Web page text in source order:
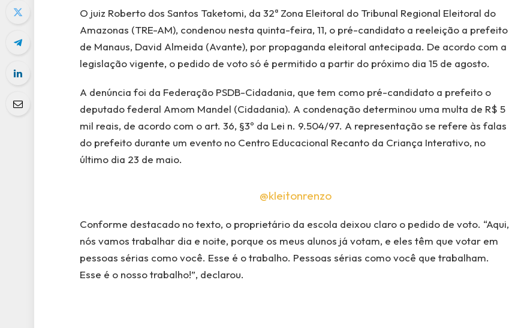
O juiz Roberto dos Santos Taketomi, da 32ª Zona Eleitoral do Tribunal Regional Eleitoral do
Amazonas (TRE-AM), condenou nesta quinta-feira, 11, o pré-candidato a reeleição a prefeito
de Manaus, David Almeida (Avante), por propaganda eleitoral antecipada. De acordo com a
legislação vigente, o pedido de voto só é permitido a partir do próximo dia 15 de agosto.
A denúncia foi da Federação PSDB-Cidadania, que tem como pré-candidato a prefeito o
deputado federal Amom Mandel (Cidadania). A condenação determinou uma multa de R$ 5
mil reais, de acordo com o art. 36, §3º da Lei n. 9.504/97. A representação se refere às falas
do prefeito durante um evento no Centro Educacional Recanto da Criança Interativo, no
último dia 23 de maio.
@kleitonrenzo
Conforme destacado no texto, o proprietário da escola deixou claro o pedido de voto. “Aqui,
nós vamos trabalhar dia e noite, porque os meus alunos já votam, e eles têm que votar em
pessoas sérias como você. Esse é o trabalho. Pessoas sérias como você que trabalham.
Esse é o nosso trabalho!”, declarou.